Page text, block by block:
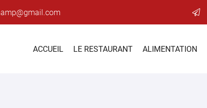
ACCUEIL LE RESTAURANT ALIMENTATION